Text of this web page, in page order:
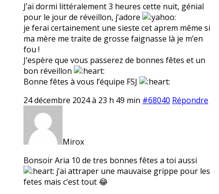
J’ai dormi littéralement 3 heures cette nuit, génial
pour le jour de réveillon, j’adore
je ferai certainement une sieste cet aprem même si
ma mère me traite de grosse faignasse là je m’en
fou !
J’espère que vous passerez de bonnes fêtes et un
bon réveillon
Bonne fêtes à vous l’équipe FSJ
24 décembre 2024 à 23 h 49 min #68040 Répondre
Mirox
Bonsoir Aria 10 de tres bonnes fêtes a toi aussi
j’ai attraper une mauvaise grippe pour les
fetes mais c’est tout 😂